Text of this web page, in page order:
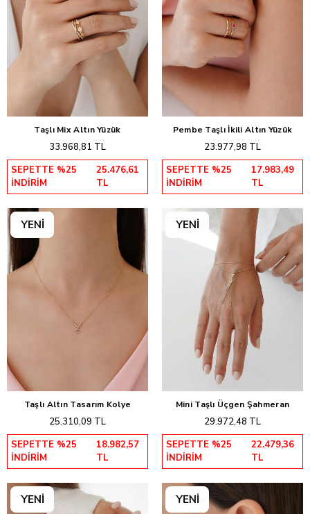
Sepete Ekle
Taşlı Mix Altın Yüzük
33.968,81 TL
SEPETTE %25
İNDİRİM
25.476,61
TL
Sepete Ekle
Pembe Taşlı İkili Altın Yüzük
23.977,98 TL
SEPETTE %25
İNDİRİM
17.983,49
TL
Sepete Ekle
Taşlı Altın Tasarım Kolye
25.310,09 TL
SEPETTE %25
İNDİRİM
18.982,57
TL
Sepete Ekle
Mini Taşlı Üçgen Şahmeran
29.972,48 TL
SEPETTE %25
İNDİRİM
22.479,36
TL